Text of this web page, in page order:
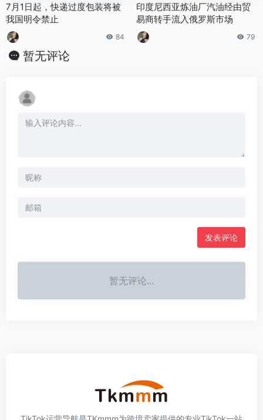
7月1日起，快递过度包装将被
我国明令禁止
84
印度尼西亚炼油厂汽油经由贸
易商转手流入俄罗斯市场
79
暂无评论
发表评论
暂无评论...